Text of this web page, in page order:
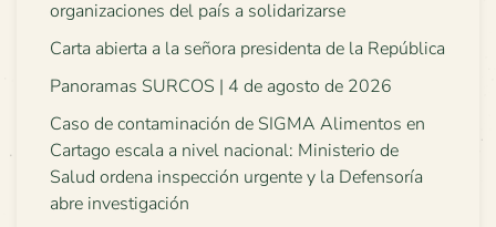
organizaciones del país a solidarizarse
Carta abierta a la señora presidenta de la República
Panoramas SURCOS | 4 de agosto de 2026
Caso de contaminación de SIGMA Alimentos en
Cartago escala a nivel nacional: Ministerio de
Salud ordena inspección urgente y la Defensoría
abre investigación